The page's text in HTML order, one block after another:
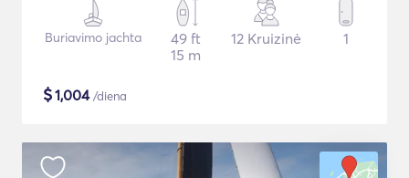
Buriavimo jachta
49 ft
15 m
12 Kruizinė 1
$1,004/diena